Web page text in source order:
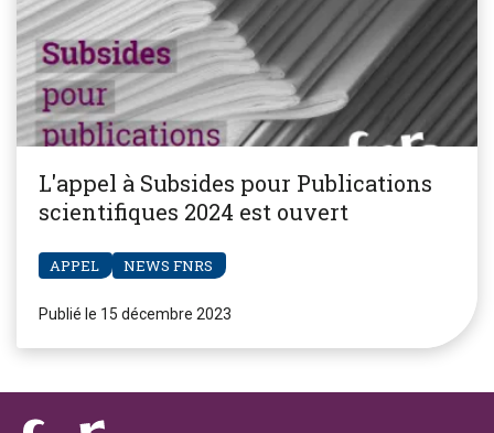
L'appel à Subsides pour Publications
scientifiques 2024 est ouvert
APPEL NEWS FNRS
Publié le 15 décembre 2023